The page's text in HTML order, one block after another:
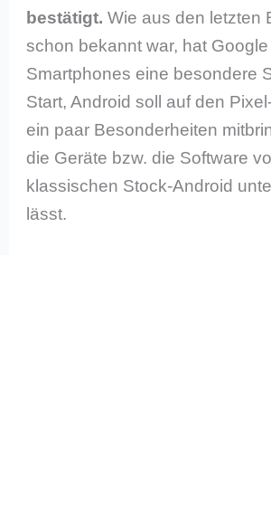
bestätigt.Wie aus den letzten
schon bekannt war, hat
Smartphones eine besondere
Start, Android soll auf den
ein paar Besonderheiten
die Geräte bzw. die Software
klassischen Stock-Android
lässt.